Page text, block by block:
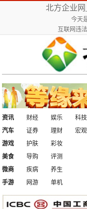
北方企业
今天
互联网违
资讯 财经 娱乐
科技
汽车
证券 理财 宏观
游戏
护肤
彩妆
美食
导购 评测
微商
疾病
养生
手游
网游 单机